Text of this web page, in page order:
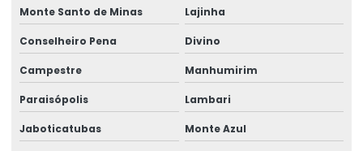
Monte Santo de Minas Lajinha
Conselheiro Pena Divino
Campestre Manhumirim
Paraisópolis Lambari
Jaboticatubas Monte Azul